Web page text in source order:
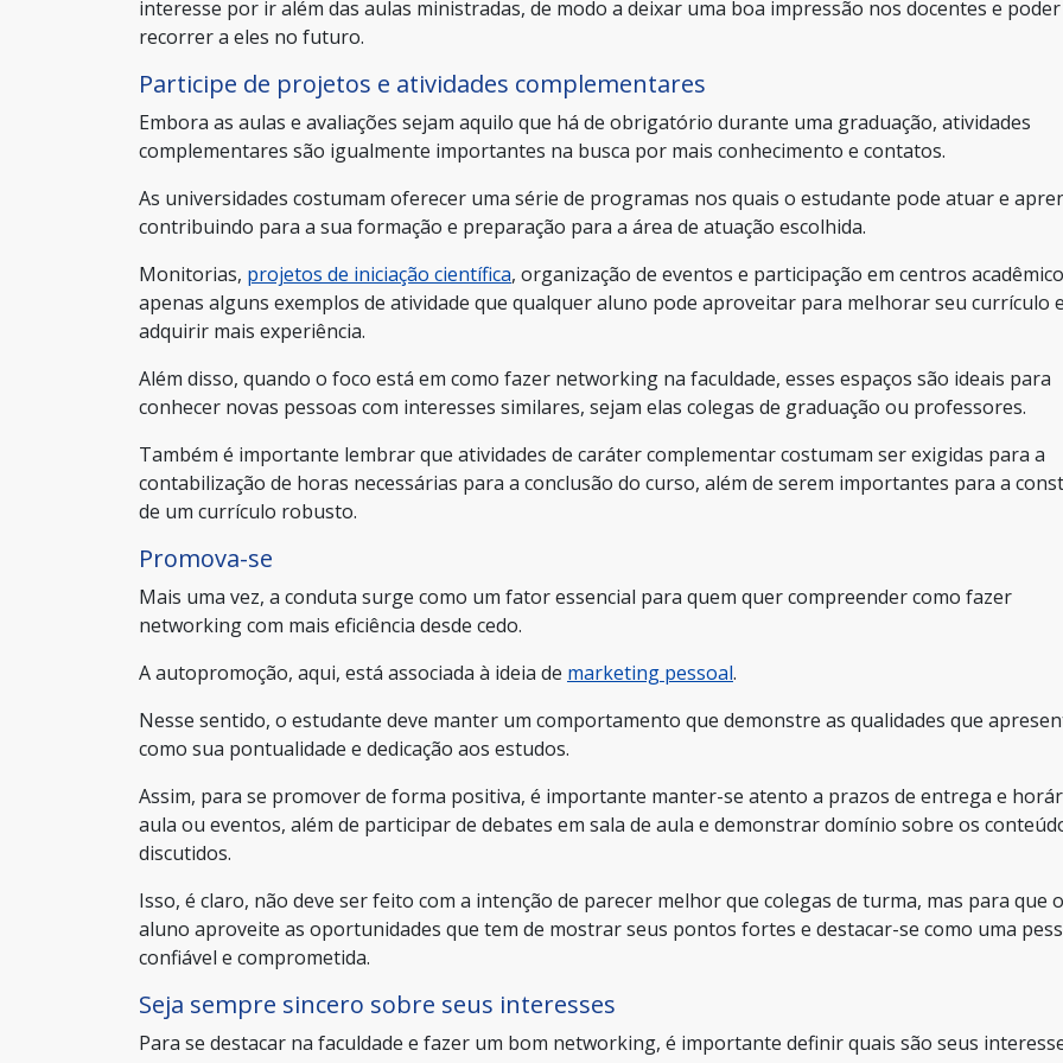
interesse por ir além das aulas ministradas, de modo a deixar uma boa impressão nos docentes e poder
recorrer a eles no futuro.
Participe de projetos e atividades complementares
Embora as aulas e avaliações sejam aquilo que há de obrigatório durante uma graduação, atividades
complementares são igualmente importantes na busca por mais conhecimento e contatos.
As universidades costumam oferecer uma série de programas nos quais o estudante pode atuar e
contribuindo para a sua formação e preparação para a área de atuação escolhida.
Monitorias, projetos de iniciação científica, organização de eventos e participação em centros
apenas alguns exemplos de atividade que qualquer aluno pode aproveitar para melhorar seu currículo e
adquirir mais experiência.
Além disso, quando o foco está em como fazer networking na faculdade, esses espaços são ideais para
conhecer novas pessoas com interesses similares, sejam elas colegas de graduação ou professores.
Também é importante lembrar que atividades de caráter complementar costumam ser exigidas para a
contabilização de horas necessárias para a conclusão do curso, além de serem importantes para a
de um currículo robusto.
Promova-se
Mais uma vez, a conduta surge como um fator essencial para quem quer compreender como fazer
networking com mais eficiência desde cedo.
A autopromoção, aqui, está associada à ideia de marketing pessoal.
Nesse sentido, o estudante deve manter um comportamento que demonstre as qualidades que
como sua pontualidade e dedicação aos estudos.
Assim, para se promover de forma positiva, é importante manter-se atento a prazos de entrega e
aula ou eventos, além de participar de debates em sala de aula e demonstrar domínio sobre os
discutidos.
Isso, é claro, não deve ser feito com a intenção de parecer melhor que colegas de turma, mas para que o
aluno aproveite as oportunidades que tem de mostrar seus pontos fortes e destacar-se como uma
confiável e comprometida.
Seja sempre sincero sobre seus interesses
Para se destacar na faculdade e fazer um bom networking, é importante definir quais são seus